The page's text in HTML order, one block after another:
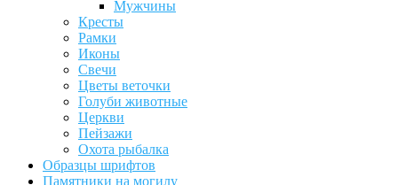
Мужчины
Кресты
Рамки
Иконы
Свечи
Цветы веточки
Голуби животные
Церкви
Пейзажи
Охота рыбалка
Образцы шрифтов
Памятники на могилу